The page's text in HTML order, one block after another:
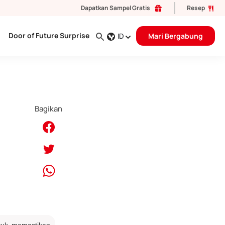
Dapatkan Sampel Gratis Resep
ID Mari Bergabung
Door of Future Surprise
Bagikan